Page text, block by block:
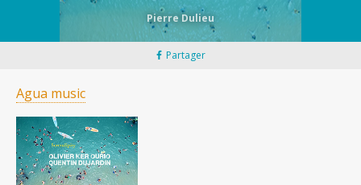
Pierre Dulieu
Partager
Agua music